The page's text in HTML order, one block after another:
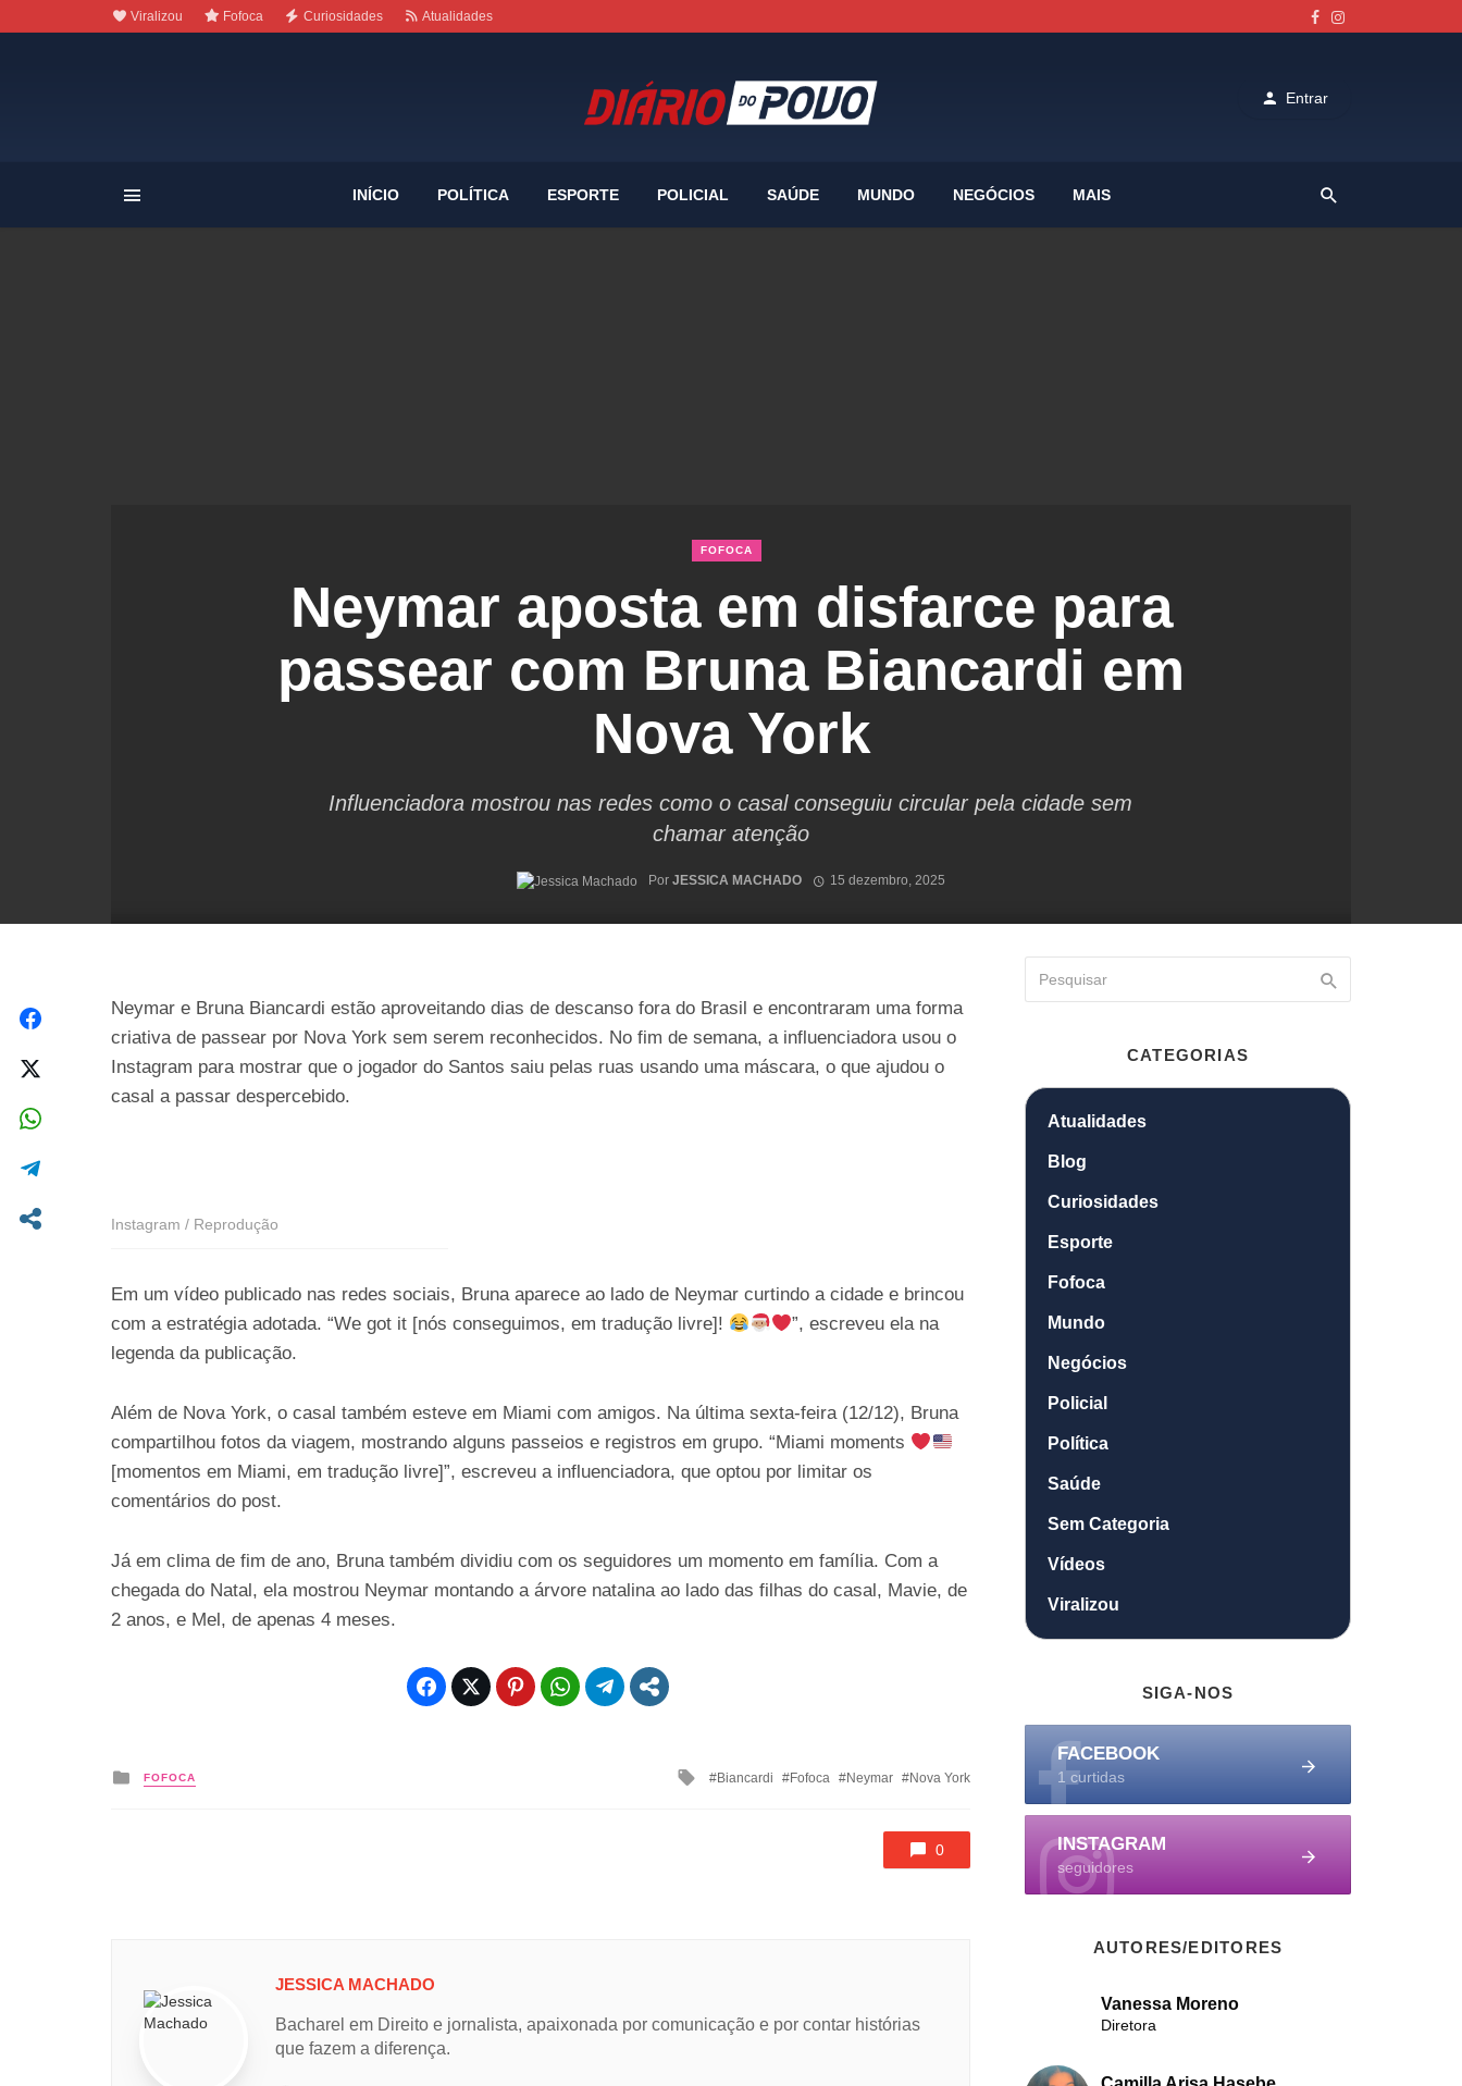
Viralizou Fofoca Curiosidades Atualidades
Entrar
INÍCIO POLÍTICA ESPORTE POLICIAL SAÚDE MUNDO NEGÓCIOS MAIS
FOFOCA
Neymar aposta em disfarce para
passear com Bruna Biancardi em
Nova York
Influenciadora mostrou nas redes como o casal conseguiu circular pela cidade sem
chamar atenção
PorJESSICA MACHADO 15 dezembro, 2025
Neymar e Bruna Biancardi estão aproveitando dias de descanso fora do Brasil e encontraram uma forma
criativa de passear por Nova York sem serem reconhecidos. No fim de semana, a influenciadora usou o
Instagram para mostrar que o jogador do Santos saiu pelas ruas usando uma máscara, o que ajudou o
casal a passar despercebido.
Instagram / Reprodução
Em um vídeo publicado nas redes sociais, Bruna aparece ao lado de Neymar curtindo a cidade e brincou
com a estratégia adotada. “We got it [nós conseguimos, em tradução livre]!
”, escreveu ela na
legenda da publicação.
Além de Nova York, o casal também esteve em Miami com amigos. Na última sexta-feira (12/12), Bruna
compartilhou fotos da viagem, mostrando alguns passeios e registros em grupo. “Miami moments
[momentos em Miami, em tradução livre]”, escreveu a influenciadora, que optou por limitar os
comentários do post.
Já em clima de fim de ano, Bruna também dividiu com os seguidores um momento em família. Com a
chegada do Natal, ela mostrou Neymar montando a árvore natalina ao lado das filhas do casal, Mavie, de
2 anos, e Mel, de apenas 4 meses.
Posted
in
FOFOCA
Tagged
Biancardi Fofoca Neymar Nova York
0
JESSICA MACHADO
Bacharel em Direito e jornalista, apaixonada por comunicação e por contar histórias
que fazem a diferença.
CATEGORIAS
Atualidades
Blog
Curiosidades
Esporte
Fofoca
Mundo
Negócios
Policial
Política
Saúde
Sem Categoria
Vídeos
Viralizou
SIGA-NOS
FACEBOOK
1 curtidas
INSTAGRAM
seguidores
AUTORES/EDITORES
Vanessa Moreno
Diretora